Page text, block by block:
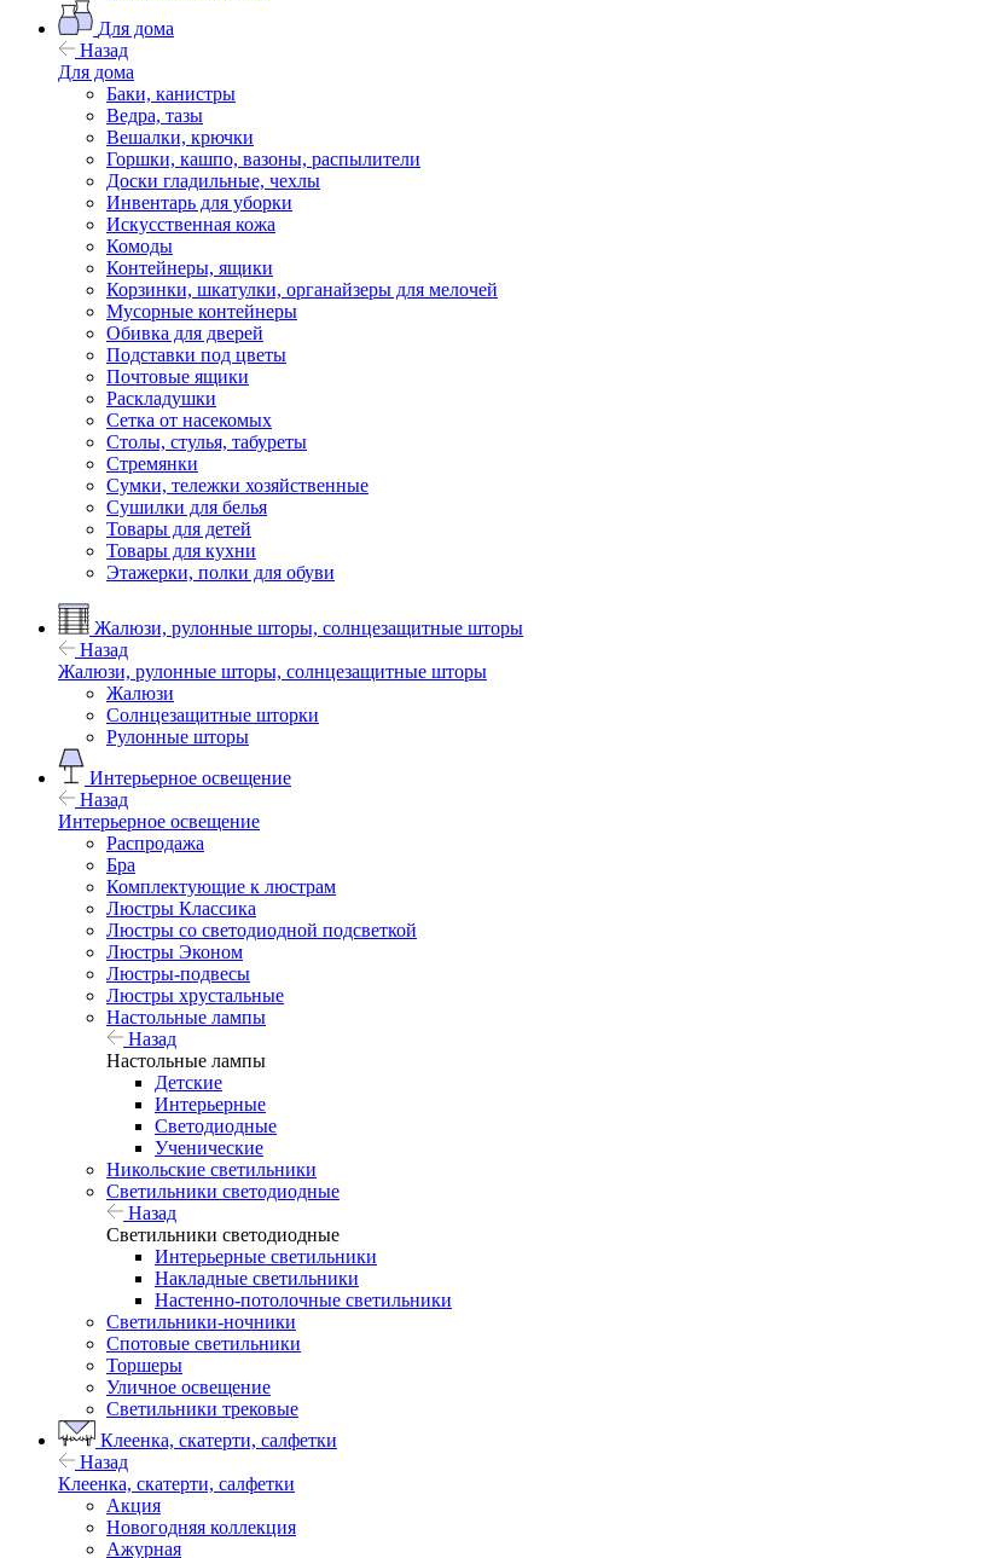
Для дома
Назад
Для дома
Баки, канистры
Ведра, тазы
Вешалки, крючки
Горшки, кашпо, вазоны, распылители
Доски гладильные, чехлы
Инвентарь для уборки
Искусственная кожа
Комоды
Контейнеры, ящики
Корзинки, шкатулки, органайзеры для мелочей
Мусорные контейнеры
Обивка для дверей
Подставки под цветы
Почтовые ящики
Раскладушки
Сетка от насекомых
Столы, стулья, табуреты
Стремянки
Сумки, тележки хозяйственные
Сушилки для белья
Товары для детей
Товары для кухни
Этажерки, полки для обуви
Жалюзи, рулонные шторы, солнцезащитные шторы
Назад
Жалюзи, рулонные шторы, солнцезащитные шторы
Жалюзи
Солнцезащитные шторки
Рулонные шторы
Интерьерное освещение
Назад
Интерьерное освещение
Распродажа
Бра
Комплектующие к люстрам
Люстры Классика
Люстры со светодиодной подсветкой
Люстры Эконом
Люстры-подвесы
Люстры хрустальные
Настольные лампы
Назад
Настольные лампы
Детские
Интерьерные
Светодиодные
Ученические
Никольские светильники
Светильники светодиодные
Назад
Светильники светодиодные
Интерьерные светильники
Накладные светильники
Настенно-потолочные светильники
Светильники-ночники
Спотовые светильники
Торшеры
Уличное освещение
Светильники трековые
Клеенка, скатерти, салфетки
Назад
Клеенка, скатерти, салфетки
Акция
Новогодняя коллекция
Ажурная